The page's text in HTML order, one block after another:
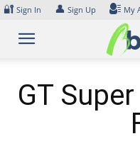
Skip
content
🔐 Sign In 👤 Sign Up My
GT